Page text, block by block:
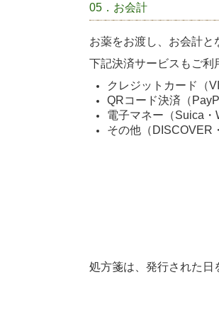
05．お会計
お薬をお渡し、お会計と
下記決済サービスもご利
クレジットカード（
QRコード決済（
電子マネー（Suica・
その他（DISCOVER
処方箋は、発行された日